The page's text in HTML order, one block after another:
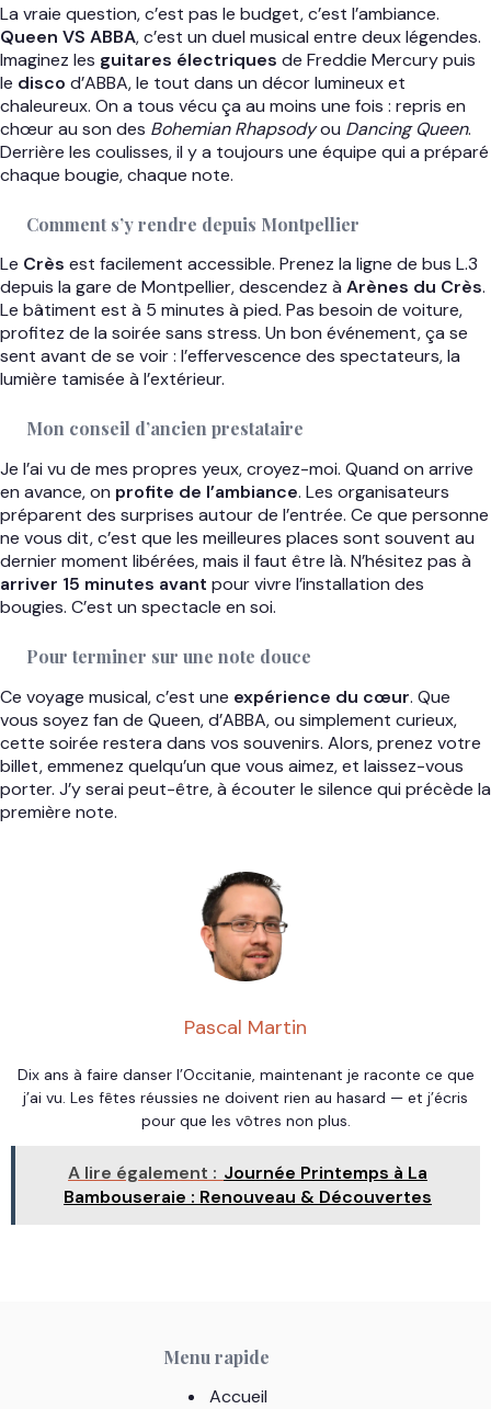
La vraie question, c’est pas le budget, c’est l’ambiance.
Queen VS ABBA, c’est un duel musical entre deux légendes.
Imaginez les guitares électriques de Freddie Mercury puis
le disco d’ABBA, le tout dans un décor lumineux et
chaleureux. On a tous vécu ça au moins une fois : repris en
chœur au son des Bohemian Rhapsodyou Dancing Queen.
Derrière les coulisses, il y a toujours une équipe qui a préparé
chaque bougie, chaque note.
Comment s’y rendre depuis Montpellier
Le Crès est facilement accessible. Prenez la ligne de bus L.3
depuis la gare de Montpellier, descendez à Arènes du Crès.
Le bâtiment est à 5 minutes à pied. Pas besoin de voiture,
profitez de la soirée sans stress. Un bon événement, ça se
sent avant de se voir : l’effervescence des spectateurs, la
lumière tamisée à l’extérieur.
Mon conseil d’ancien prestataire
Je l’ai vu de mes propres yeux, croyez-moi. Quand on arrive
en avance, on profite de l’ambiance. Les organisateurs
préparent des surprises autour de l’entrée. Ce que personne
ne vous dit, c’est que les meilleures places sont souvent au
dernier moment libérées, mais il faut être là. N’hésitez pas à
arriver 15 minutes avant pour vivre l’installation des
bougies. C’est un spectacle en soi.
Pour terminer sur une note douce
Ce voyage musical, c’est une expérience du cœur. Que
vous soyez fan de Queen, d’ABBA, ou simplement curieux,
cette soirée restera dans vos souvenirs. Alors, prenez votre
billet, emmenez quelqu’un que vous aimez, et laissez-vous
porter. J’y serai peut-être, à écouter le silence qui précède la
première note.
Pascal Martin
Dix ans à faire danser l’Occitanie, maintenant je raconte ce que
j’ai vu. Les fêtes réussies ne doivent rien au hasard — et j’écris
pour que les vôtres non plus.
A lire également : Journée Printemps à La
Bambouseraie : Renouveau & Découvertes
Menu rapide
Accueil